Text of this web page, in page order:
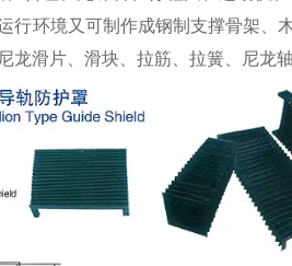
行环境又可制作成钢制支撑骨架、
龙滑片、滑块、拉筋、拉簧、尼龙轴